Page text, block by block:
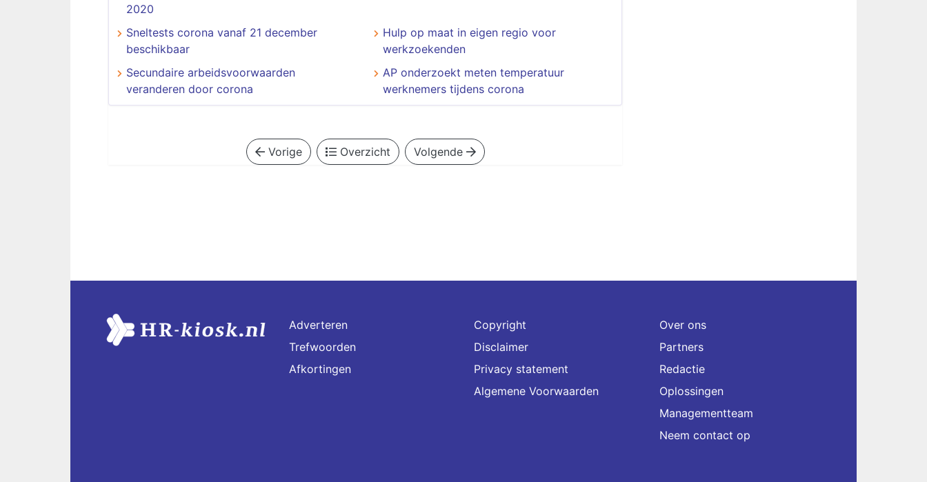
2020
Sneltests corona vanaf 21 december
beschikbaar
Hulp op maat in eigen regio voor
werkzoekenden
Secundaire arbeidsvoorwaarden
veranderen door corona
AP onderzoekt meten temperatuur
werknemers tijdens corona
Vorige Overzicht Volgende
Adverteren
Trefwoorden
Afkortingen
Copyright
Disclaimer
Privacy statement
Algemene Voorwaarden
Over ons
Partners
Redactie
Oplossingen
Managementteam
Neem contact op